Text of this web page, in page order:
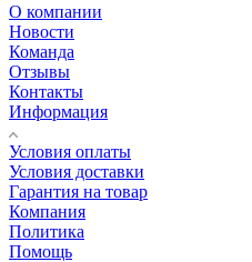
О компании
Новости
Команда
Отзывы
Контакты
Информация
Условия оплаты
Условия доставки
Гарантия на товар
Компания
Политика
Помощь